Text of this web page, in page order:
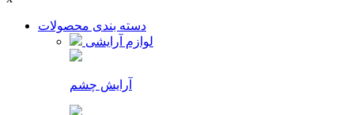
دسته بندی محصولات
لوازم آرایشی
آرایش چشم